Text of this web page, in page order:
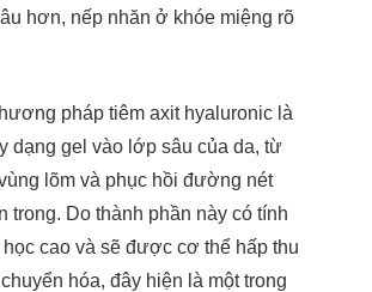
hơn, nếp nhăn ở khóe miệng rõ
pháp tiêm axit hyaluronic là
dạng gel vào lớp sâu của da, từ
lõm và phục hồi đường nét
trong. Do thành phần này có tính
cao và sẽ được cơ thể hấp thu
hóa, đây hiện là một trong